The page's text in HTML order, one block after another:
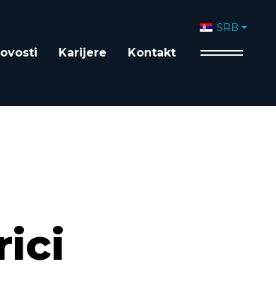
Karijere Kontakt
Izaberite vaš
SRB